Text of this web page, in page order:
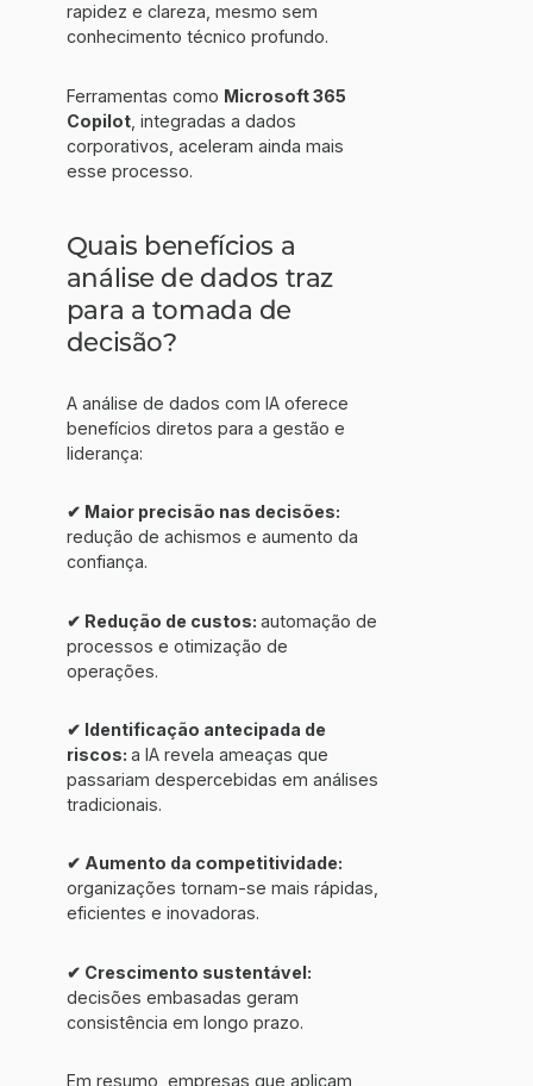
rapidez e clareza, mesmo sem
conhecimento técnico profundo.
Ferramentas como Microsoft 365
Copilot, integradas a dados
corporativos, aceleram ainda mais
esse processo.
Quais benefícios a
análise de dados traz
para a tomada de
decisão?
A análise de dados com IA oferece
benefícios diretos para a gestão e
liderança:
✔ Maior precisão nas decisões:
redução de achismos e aumento da
confiança.
✔ Redução de custos: automação de
processos e otimização de
operações.
✔ Identificação antecipada de
riscos: a IA revela ameaças que
passariam despercebidas em análises
tradicionais.
✔ Aumento da competitividade:
organizações tornam-se mais rápidas,
eficientes e inovadoras.
✔ Crescimento sustentável:
decisões embasadas geram
consistência em longo prazo.
Em resumo, empresas que aplicam